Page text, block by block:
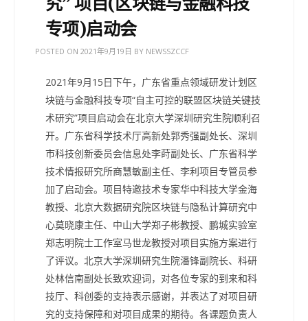
专项)启动会
POSTED ON 2021年9月19日 BY NEWSSZCCF
2021年9月15日下午，广东省重点领域研发计划区
块链与金融科技专项“自主可控的联盟区块链关键技
术研究”项目启动会在北京大学深圳研究生院顺利召
开。广东省科学技术厅高新处郭秀强副处长、深圳
市科技创新委员会信息处李莳副处长、广东省科学
技术情报研究所商慧敏副主任、李利项目专管员参
加了启动会。项目特邀技术专家华中科技大学金海
教授、北京大数据研究院区块链与隐私计算研究中
心莫晓康主任、中山大学郑子彬教授、鹏城实验室
郑志明院士工作室马世龙教授对项目实施方案进行
了评议。北京大学深圳研究生院潘锋副院长、科研
处林信南副处长致欢迎词，对各位专家的到来和科
技厅、科创委的支持表示感谢，并表达了对项目研
究的支持保障和对项目成果的期待。各课题负责人